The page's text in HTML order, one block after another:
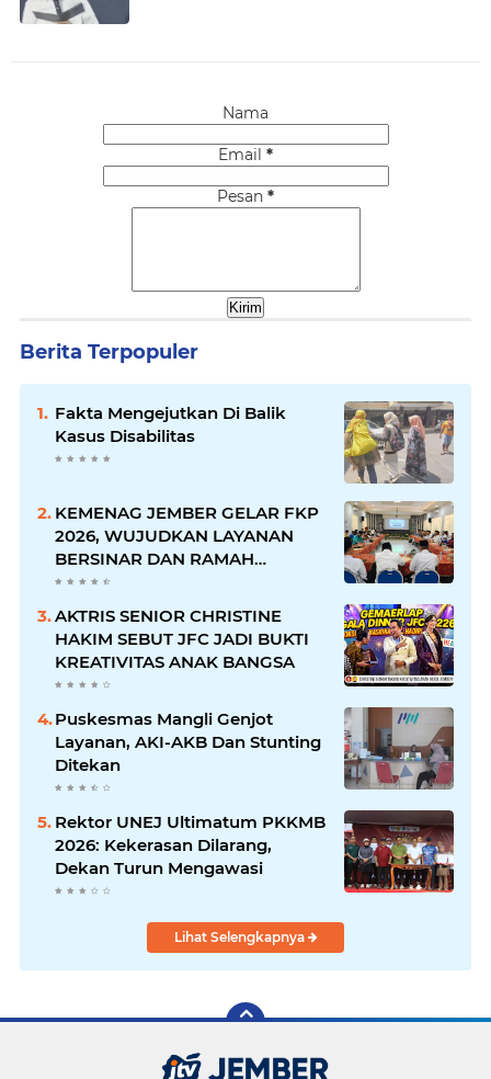
Nama
Email *
Pesan *
Berita Terpopuler
Fakta Mengejutkan Di Balik
Kasus Disabilitas
KEMENAG JEMBER GELAR FKP
2026, WUJUDKAN LAYANAN
BERSINAR DAN RAMAH
DISABILITAS
AKTRIS SENIOR CHRISTINE
HAKIM SEBUT JFC JADI BUKTI
KREATIVITAS ANAK BANGSA
Puskesmas Mangli Genjot
Layanan, AKI-AKB Dan Stunting
Ditekan
Rektor UNEJ Ultimatum PKKMB
2026: Kekerasan Dilarang,
Dekan Turun Mengawasi
Lihat Selengkapnya